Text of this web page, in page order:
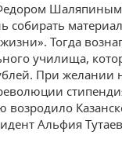
собирать
Тогда
училища,
При
возродило
Альфия